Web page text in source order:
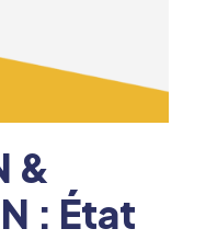
&
: État